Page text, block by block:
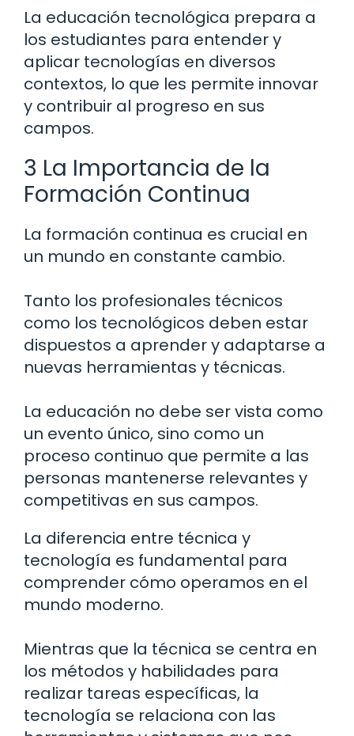
La educación tecnológica prepara a
los estudiantes para entender y
aplicar tecnologías en diversos
contextos, lo que les permite innovar
y contribuir al progreso en sus
campos.
3 La Importancia de la
Formación Continua
La formación continua es crucial en
un mundo en constante cambio.
Tanto los profesionales técnicos
como los tecnológicos deben estar
dispuestos a aprender y adaptarse a
nuevas herramientas y técnicas.
La educación no debe ser vista como
un evento único, sino como un
proceso continuo que permite a las
personas mantenerse relevantes y
competitivas en sus campos.
La diferencia entre técnica y
tecnología es fundamental para
comprender cómo operamos en el
mundo moderno.
Mientras que la técnica se centra en
los métodos y habilidades para
realizar tareas específicas, la
tecnología se relaciona con las